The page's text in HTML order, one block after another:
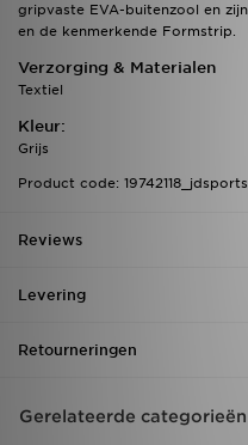
gripvaste EVA-buitenzool en
en de kenmerkende Formstrip.
Verzorging & Materialen
Textiel
Kleur:
Grijs
Product code:
Reviews
Levering
Retourneringen
Gerelateerde categorieën